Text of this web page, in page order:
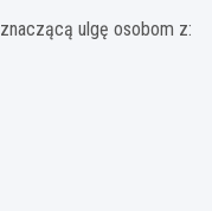
ulgę osobom z: